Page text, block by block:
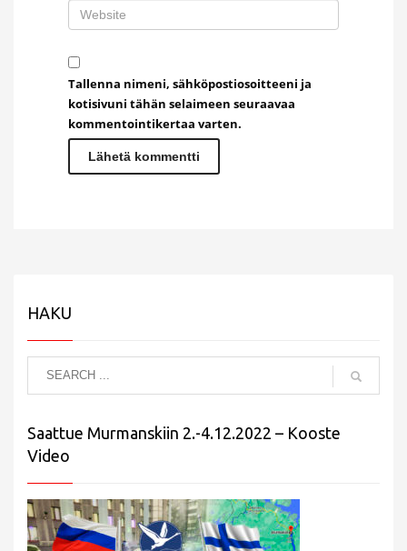
Tallenna nimeni, sähköpostiosoitteeni ja
kotisivuni tähän selaimeen seuraavaa
kommentointikertaa varten.
HAKU
Saattue Murmanskiin 2.-4.12.2022 – Kooste
Video